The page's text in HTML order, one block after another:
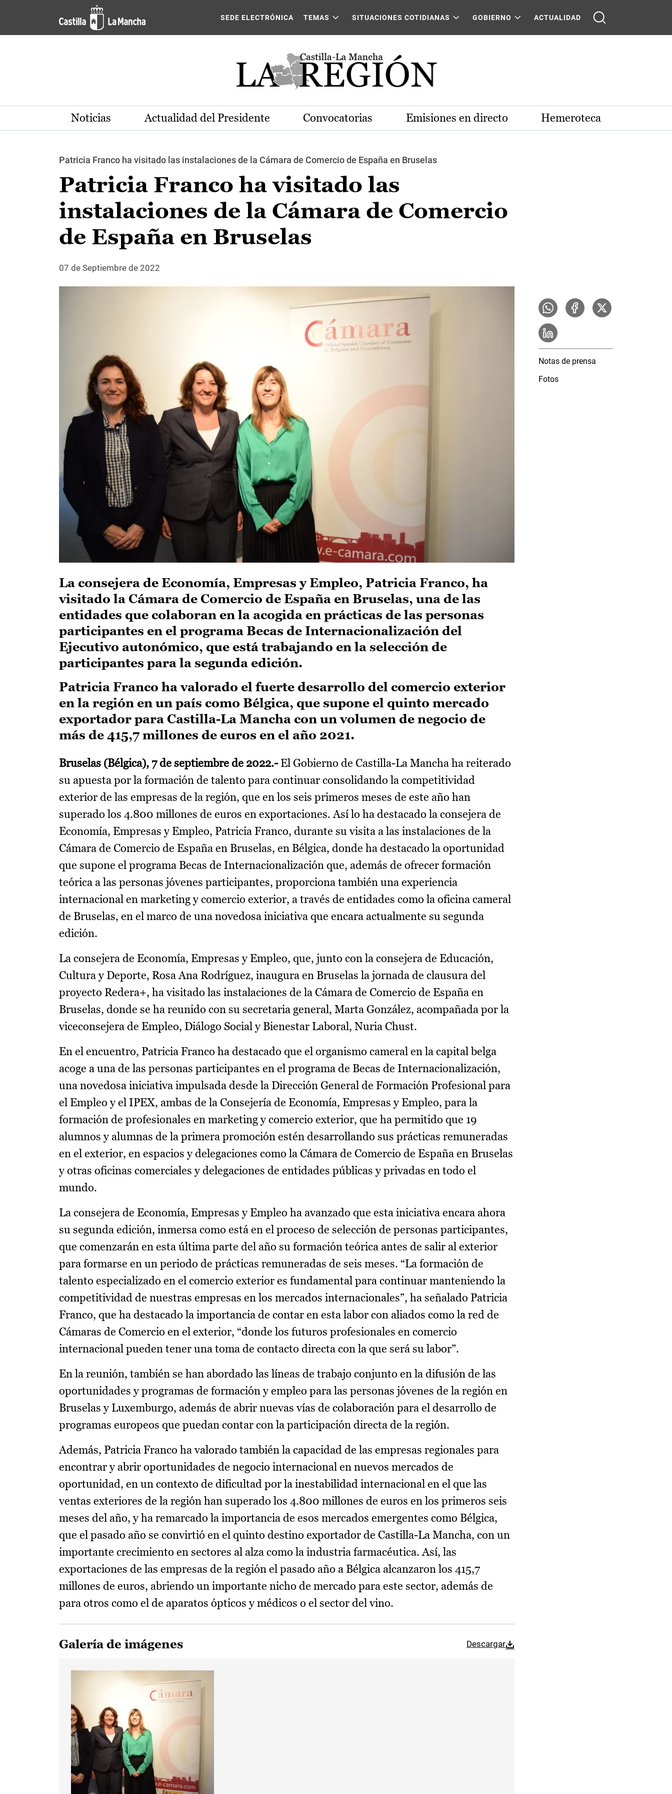
Pasar al contenido principal
SEDE ELECTRÓNICA TEMAS SITUACIONES COTIDIANAS GOBIERNO ACTUALIDAD
Noticias Actualidad del Presidente Convocatorias Emisiones en directo Hemeroteca
Patricia Franco ha visitado las instalaciones de la Cámara de Comercio de España en Bruselas
Patricia Franco ha visitado las
instalaciones de la Cámara de Comercio
de España en Bruselas
07 de Septiembre de 2022
La consejera de Economía, Empresas y Empleo, Patricia Franco, ha
visitado la Cámara de Comercio de España en Bruselas, una de las
entidades que colaboran en la acogida en prácticas de las personas
participantes en el programa Becas de Internacionalización del
Ejecutivo autonómico, que está trabajando en la selección de
participantes para la segunda edición.
Patricia Franco ha valorado el fuerte desarrollo del comercio exterior
en la región en un país como Bélgica, que supone el quinto mercado
exportador para Castilla-La Mancha con un volumen de negocio de
más de 415,7 millones de euros en el año 2021.
Bruselas (Bélgica), 7 de septiembre de 2022.-El Gobierno de Castilla-La Mancha ha reiterado
su apuesta por la formación de talento para continuar consolidando la competitividad
exterior de las empresas de la región, que en los seis primeros meses de este año han
superado los 4.800 millones de euros en exportaciones. Así lo ha destacado la consejera de
Economía, Empresas y Empleo, Patricia Franco, durante su visita a las instalaciones de la
Cámara de Comercio de España en Bruselas, en Bélgica, donde ha destacado la oportunidad
que supone el programa Becas de Internacionalización que, además de ofrecer formación
teórica a las personas jóvenes participantes, proporciona también una experiencia
internacional en marketing y comercio exterior, a través de entidades como la oficina cameral
de Bruselas, en el marco de una novedosa iniciativa que encara actualmente su segunda
edición.
La consejera de Economía, Empresas y Empleo, que, junto con la consejera de Educación,
Cultura y Deporte, Rosa Ana Rodríguez, inaugura en Bruselas la jornada de clausura del
proyecto Redera+, ha visitado las instalaciones de la Cámara de Comercio de España en
Bruselas, donde se ha reunido con su secretaria general, Marta González, acompañada por la
viceconsejera de Empleo, Diálogo Social y Bienestar Laboral, Nuria Chust.
En el encuentro, Patricia Franco ha destacado que el organismo cameral en la capital belga
acoge a una de las personas participantes en el programa de Becas de Internacionalización,
una novedosa iniciativa impulsada desde la Dirección General de Formación Profesional para
el Empleo y el IPEX, ambas de la Consejería de Economía, Empresas y Empleo, para la
formación de profesionales en marketing y comercio exterior, que ha permitido que 19
alumnos y alumnas de la primera promoción estén desarrollando sus prácticas remuneradas
en el exterior, en espacios y delegaciones como la Cámara de Comercio de España en Bruselas
y otras oficinas comerciales y delegaciones de entidades públicas y privadas en todo el
mundo.
La consejera de Economía, Empresas y Empleo ha avanzado que esta iniciativa encara ahora
su segunda edición, inmersa como está en el proceso de selección de personas participantes,
que comenzarán en esta última parte del año su formación teórica antes de salir al exterior
para formarse en un periodo de prácticas remuneradas de seis meses. “La formación de
talento especializado en el comercio exterior es fundamental para continuar manteniendo la
competitividad de nuestras empresas en los mercados internacionales”, ha señalado Patricia
Franco, que ha destacado la importancia de contar en esta labor con aliados como la red de
Cámaras de Comercio en el exterior, “donde los futuros profesionales en comercio
internacional pueden tener una toma de contacto directa con la que será su labor”.
En la reunión, también se han abordado las líneas de trabajo conjunto en la difusión de las
oportunidades y programas de formación y empleo para las personas jóvenes de la región en
Bruselas y Luxemburgo, además de abrir nuevas vías de colaboración para el desarrollo de
programas europeos que puedan contar con la participación directa de la región.
Además, Patricia Franco ha valorado también la capacidad de las empresas regionales para
encontrar y abrir oportunidades de negocio internacional en nuevos mercados de
oportunidad, en un contexto de dificultad por la inestabilidad internacional en el que las
ventas exteriores de la región han superado los 4.800 millones de euros en los primeros seis
meses del año, y ha remarcado la importancia de esos mercados emergentes como Bélgica,
que el pasado año se convirtió en el quinto destino exportador de Castilla-La Mancha, con un
importante crecimiento en sectores al alza como la industria farmacéutica. Así, las
exportaciones de las empresas de la región el pasado año a Bélgica alcanzaron los 415,7
millones de euros, abriendo un importante nicho de mercado para este sector, además de
para otros como el de aparatos ópticos y médicos o el sector del vino.
Galería de imágenes Descargar
Notas de prensa
Fotos